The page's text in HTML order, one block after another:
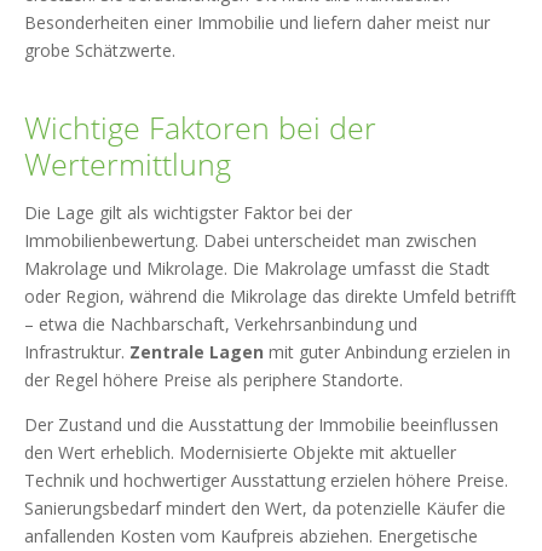
Besonderheiten einer Immobilie und liefern daher meist nur
grobe Schätzwerte.
Wichtige Faktoren bei der
Wertermittlung
Die Lage gilt als wichtigster Faktor bei der
Immobilienbewertung. Dabei unterscheidet man zwischen
Makrolage und Mikrolage. Die Makrolage umfasst die Stadt
oder Region, während die Mikrolage das direkte Umfeld betrifft
– etwa die Nachbarschaft, Verkehrsanbindung und
Infrastruktur. Zentrale Lagen mit guter Anbindung erzielen in
der Regel höhere Preise als periphere Standorte.
Der Zustand und die Ausstattung der Immobilie beeinflussen
den Wert erheblich. Modernisierte Objekte mit aktueller
Technik und hochwertiger Ausstattung erzielen höhere Preise.
Sanierungsbedarf mindert den Wert, da potenzielle Käufer die
anfallenden Kosten vom Kaufpreis abziehen. Energetische